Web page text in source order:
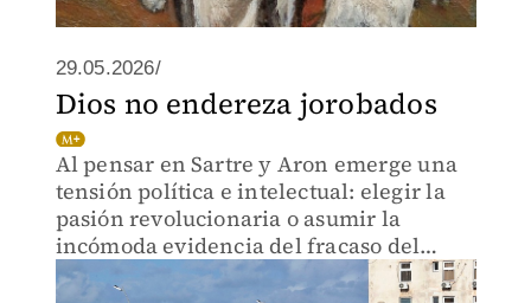
29.05.2026/
Dios no endereza jorobados
Al pensar en Sartre y Aron emerge una
tensión política e intelectual: elegir la
pasión revolucionaria o asumir la
incómoda evidencia del fracaso del
modelo cubano.